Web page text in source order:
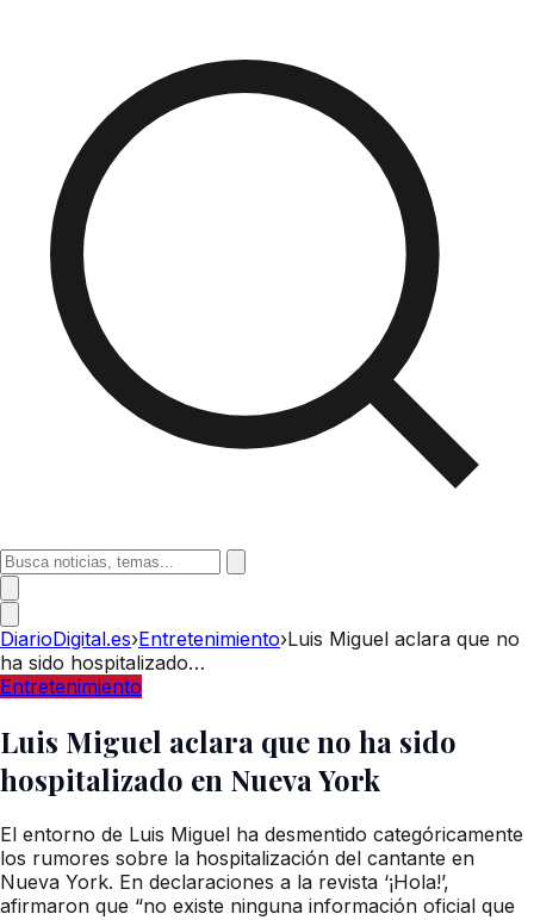
DiarioDigital.es›Entretenimiento›Luis Miguel aclara que no
ha sido hospitalizado…
Entretenimiento
Luis Miguel aclara que no ha sido
hospitalizado en Nueva York
El entorno de Luis Miguel ha desmentido categóricamente
los rumores sobre la hospitalización del cantante en
Nueva York. En declaraciones a la revista ‘¡Hola!’,
afirmaron que “no existe ninguna información oficial que